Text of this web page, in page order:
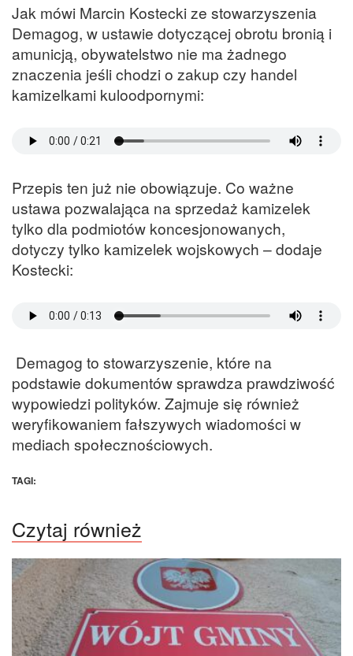
Jak mówi Marcin Kostecki ze stowarzyszenia
Demagog, w ustawie dotyczącej obrotu bronią i
amunicją, obywatelstwo nie ma żadnego
znaczenia jeśli chodzi o zakup czy handel
kamizelkami kuloodpornymi:
Przepis ten już nie obowiązuje. Co ważne
ustawa pozwalająca na sprzedaż kamizelek
tylko dla podmiotów koncesjonowanych,
dotyczy tylko kamizelek wojskowych – dodaje
Kostecki:
Demagog to stowarzyszenie, które na
podstawie dokumentów sprawdza prawdziwość
wypowiedzi polityków. Zajmuje się również
weryfikowaniem fałszywych wiadomości w
mediach społecznościowych.
TAGI:
Czytaj również